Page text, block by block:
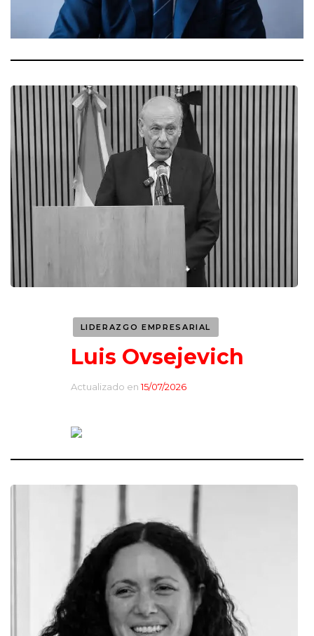
LIDERAZGO EMPRESARIAL
Luis Ovsejevich
Actualizado en15/07/2026